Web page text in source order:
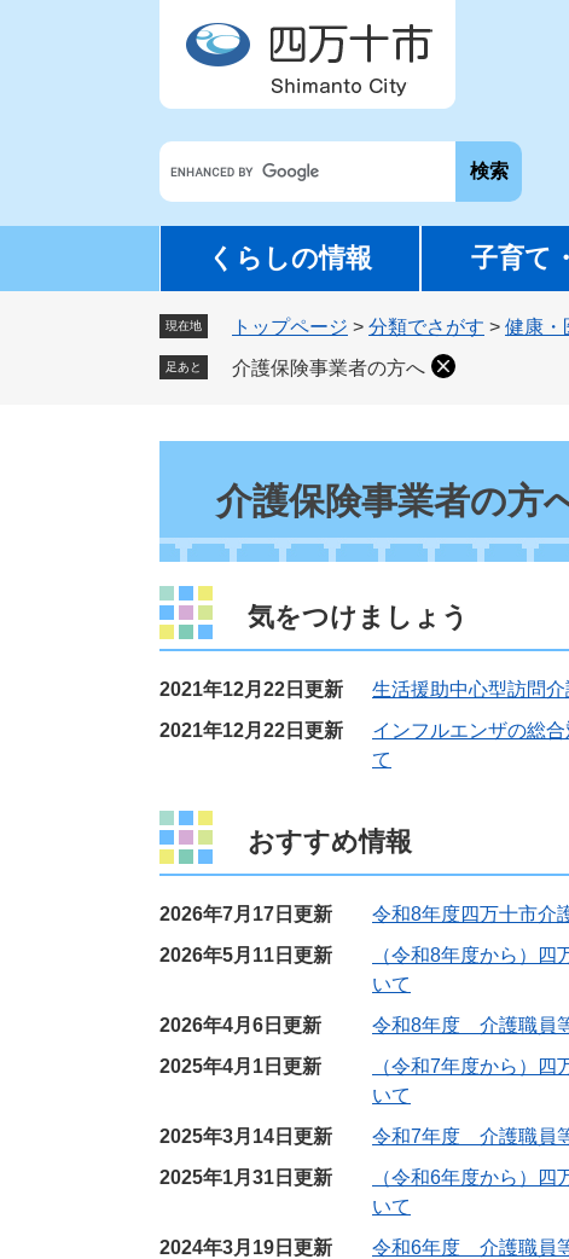
G
カ
ス
検
くらしの情報 子育て
現在地 トップページ > 分類でさがす > 健康・
足あと 介護保険事業者の方へ
介護保険事業者の方
気をつけましょう
2021年12月22日更新
生活援助中心型訪問
2021年12月22日更新
インフルエンザの総
て
おすすめ情報
2026年7月17日更新
令和8年度四万十市介
2026年5月11日更新
（令和8年度から）
いて
2026年4月6日更新
令和8年度 介護職員
2025年4月1日更新
（令和7年度から）
いて
2025年3月14日更新
令和7年度 介護職員
2025年1月31日更新
（令和6年度から）
いて
2024年3月19日更新
令和6年度 介護職員